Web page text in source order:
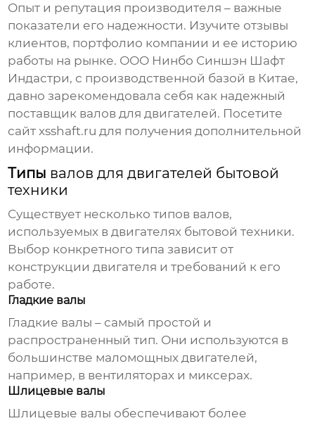
Опыт и репутация производителя – важные
показатели его надежности. Изучите отзывы
клиентов, портфолио компании и ее историю
работы на рынке. ООО Нинбо Синшэн Шафт
Индастри, с производственной базой в Китае,
давно зарекомендовала себя как надежный
поставщик валов для двигателей. Посетите
сайтxsshaft.ru для получения дополнительной
информации.
Типы валов для двигателей бытовой
техники
Существует несколько типов валов,
используемых в двигателях бытовой техники.
Выбор конкретного типа зависит от
конструкции двигателя и требований к его
работе.
Гладкие валы
Гладкие валы – самый простой и
распространенный тип. Они используются в
большинстве маломощных двигателей,
например, в вентиляторах и миксерах.
Шлицевые валы
Шлицевые валы обеспечивают более